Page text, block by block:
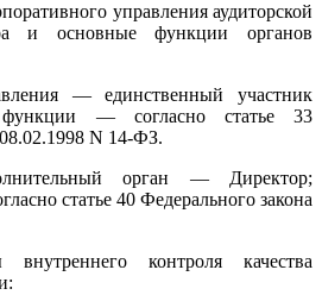
управления аудиторской
и основные функции органов
— единственный участник
— согласно статье 33
N 14-ФЗ.
орган — Директор;
статье 40 Федерального закона
контроля качества